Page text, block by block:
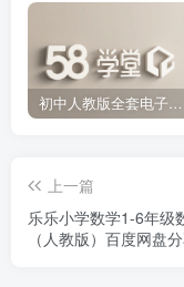
初中人教版全套电子课本 百度网盘分享下载
上一篇
乐乐小学数学1-6年级
（人教版）百度网盘